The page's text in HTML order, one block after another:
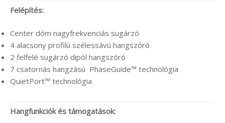
Felépítés:
Center dóm nagyfrekvenciás sugárzó
4 alacsony profilú szélessávú hangszóró
2 felfelé sugárzó dipól hangszóró
7 csatornás hangzású PhaseGuide™ technológia
QuietPort™ technológia
Hangfunkciók és támogatások: